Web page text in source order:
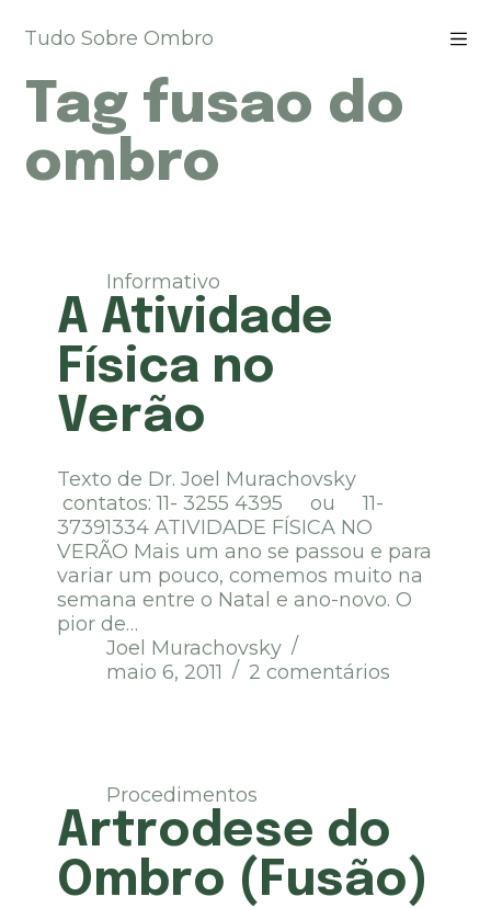
u
a
a
Tudo Sobre Ombro
Tag fusao do
ombro
Informativo
A Atividade
Física no
Verão
Texto de Dr. Joel Murachovsky
contatos: 11- 3255 4395 ou 11-
37391334 ATIVIDADE FÍSICA NO
VERÃO Mais um ano se passou e para
variar um pouco, comemos muito na
semana entre o Natal e ano-novo. O
pior de…
Joel Murachovsky
maio 6, 2011
2 comentários
Procedimentos
Artrodese do
Ombro (Fusão)